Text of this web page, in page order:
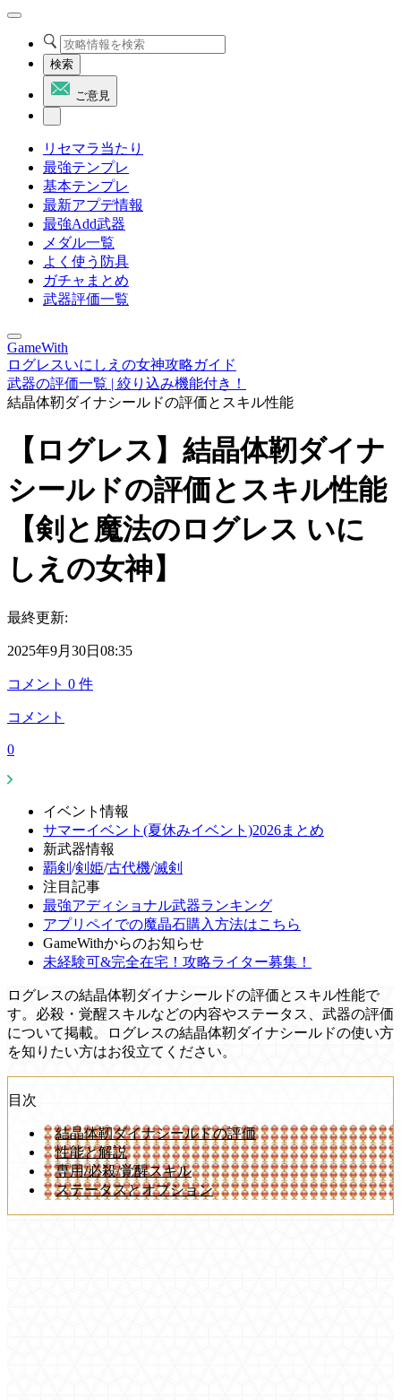
検索
ご意見
リセマラ当たり
最強テンプレ
基本テンプレ
最新アプデ情報
最強Add武器
メダル一覧
よく使う防具
ガチャまとめ
武器評価一覧
GameWith
ログレスいにしえの女神攻略ガイド
武器の評価一覧 | 絞り込み機能付き！
結晶体靭ダイナシールドの評価とスキル性能
【ログレス】結晶体靭ダイナ
シールドの評価とスキル性能
【剣と魔法のログレス いに
しえの女神】
最終更新:
2025年9月30日08:35
コメント 0 件
コメント
0
イベント情報
サマーイベント(夏休みイベント)2026まとめ
新武器情報
覇剣 /剣姫/古代機/滅剣
注目記事
最強アディショナル武器ランキング
アプリペイでの魔晶石購入方法はこちら
GameWithからのお知らせ
未経験可&完全在宅！攻略ライター募集！
ログレスの結晶体靭ダイナシールドの評価とスキル性能で
す。必殺・覚醒スキルなどの内容やステータス、武器の評価
について掲載。ログレスの結晶体靭ダイナシールドの使い方
を知りたい方はお役立てください。
目次
結晶体靭ダイナシールドの評価
性能と解説
専用/必殺/覚醒スキル
ステータスとオプション